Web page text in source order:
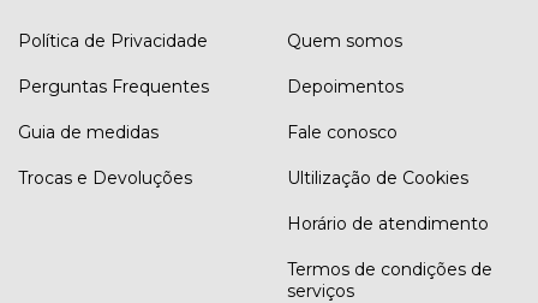
Política de Privacidade
Perguntas Frequentes
Guia de medidas
Trocas e Devoluções
Quem somos
Depoimentos
Fale conosco
Ultilização de Cookies
Horário de atendimento
Termos de condições de
serviços